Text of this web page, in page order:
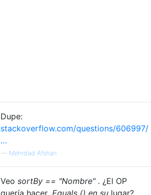
Dupe:
stackoverflow.com/questions/606997/
…
— Mehrdad Afshari
Veo sortBy == "Nombre". ¿El OP
quería hacer .Equals () en su lugar?